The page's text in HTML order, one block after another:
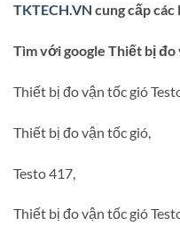
TKTECH.VN cung cấp các
Tìm với google Thiết bị đo
Thiết bị đo vận tốc gió
Thiết bị đo vận tốc gió,
Testo 417,
Thiết bị đo vận tốc gió